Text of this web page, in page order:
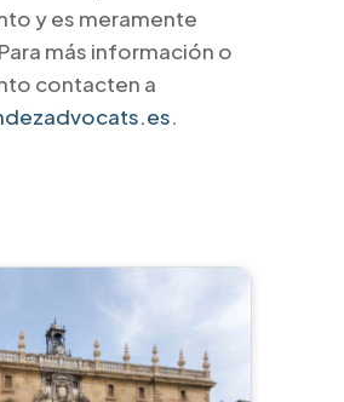
y es meramente
más información o
contacten a
.